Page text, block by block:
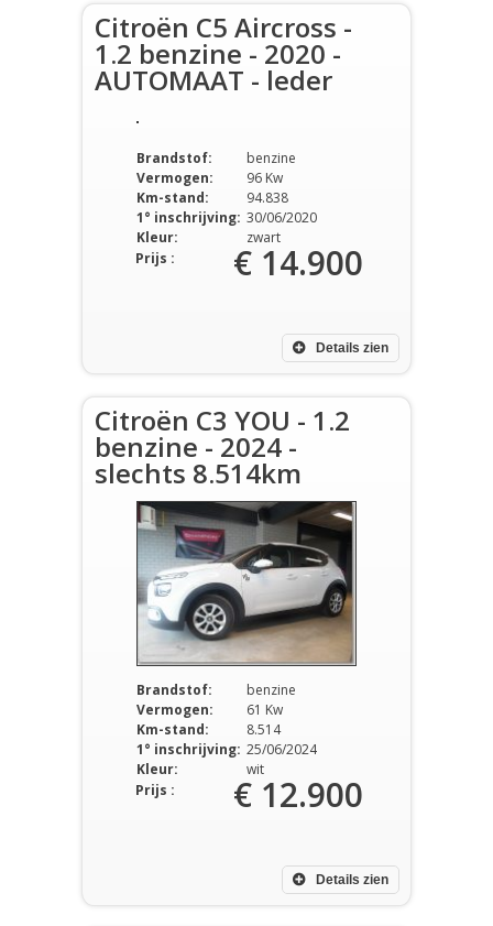
Citroën C5 Aircross -
1.2 benzine - 2020 -
AUTOMAAT - leder
Brandstof:
benzine
Vermogen:
96 Kw
Km-stand:
94.838
1° inschrijving: 30/06/2020
Kleur:
zwart
Details zien
Prijs : € 14.900
Citroën C3 YOU - 1.2
benzine - 2024 -
slechts 8.514km
Brandstof:
benzine
Vermogen:
61 Kw
Km-stand:
8.514
1° inschrijving: 25/06/2024
Kleur:
wit
Details zien
Prijs : € 12.900